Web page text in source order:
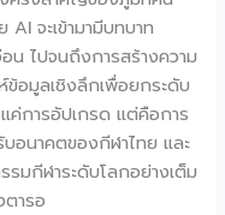
AI จะเข้ามามีบทบาท
ไปจนถึงการสร้างความ
อมูลเชิงลึกเพื่อยกระดับ
ค่การอัปเกรด แต่คือการ
อนาคตของกีฬาไทย และ
รมกีฬาระดับโลกอย่างเต็ม
ารอ